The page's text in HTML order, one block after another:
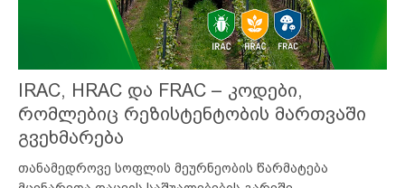
IRAC, HRAC და FRAC – კოდები,
რომლებიც რეზისტენტობის მართვაში
გვეხმარება
თანამედროვე სოფლის მეურნეობის წარმატება